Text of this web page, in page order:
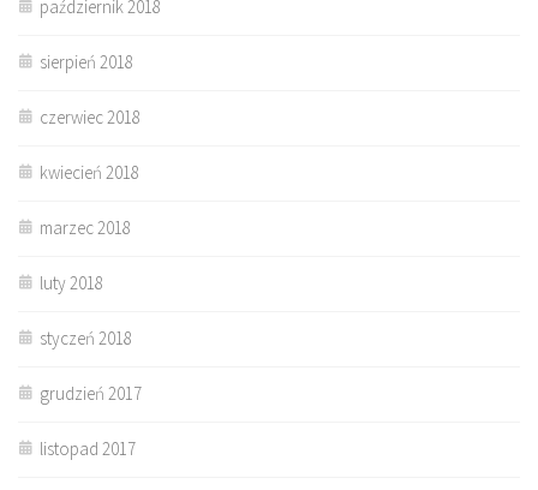
październik 2018
sierpień 2018
czerwiec 2018
kwiecień 2018
marzec 2018
luty 2018
styczeń 2018
grudzień 2017
listopad 2017